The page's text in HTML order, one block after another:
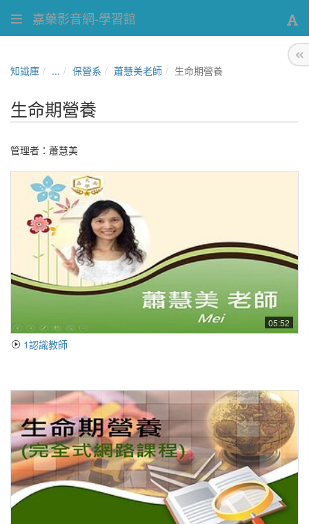
嘉藥影音網-學習館
知識庫 ... 保營系 蕭慧美老師 生命期營養
生命期營養
管理者： 蕭慧美
05:52
1認識教師